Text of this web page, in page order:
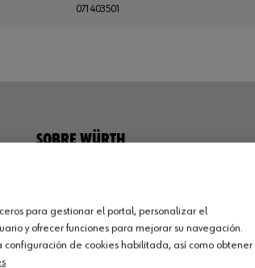
071403501
SOBRE WÜRTH
Ayuda
Compliance
para gestionar el portal, personalizar el
y ofrecer funciones para mejorar su navegación.
de cookies habilitada, así como obtener